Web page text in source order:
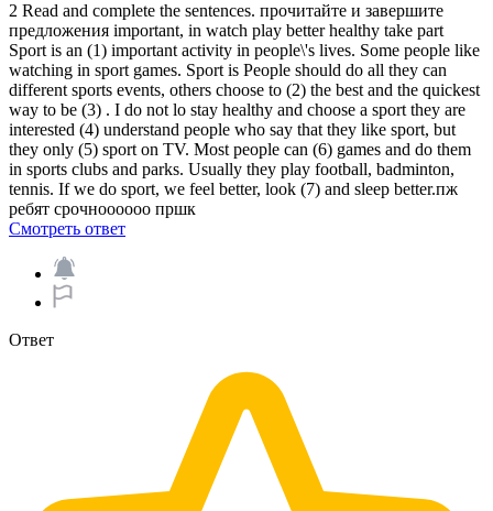
2 Read and complete the sentences. прочитайте и завершите
предложения important, in watch play better healthy take part
Sport is an (1) important activity in people\'s lives. Some people like
watching in sport games. Sport is People should do all they can
different sports events, others choose to (2) the best and the quickest
way to be (3) . I do not lo stay healthy and choose a sport they are
interested (4) understand people who say that they like sport, but
they only (5) sport on TV. Most people can (6) games and do them
in sports clubs and parks. Usually they play football, badminton,
tennis. If we do sport, we feel better, look (7) and sleep better.пж
ребят срочноооооо пршк​
Смотреть ответ
Ответ